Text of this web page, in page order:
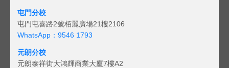
屯門分校
屯門屯喜路2號栢麗廣場21樓2106
WhatsApp：9546 1793
元朗分校
元朗泰祥街大鴻輝商業大廈7樓A2